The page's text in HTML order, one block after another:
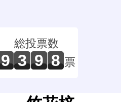
総投票数
9 3 9 8 票